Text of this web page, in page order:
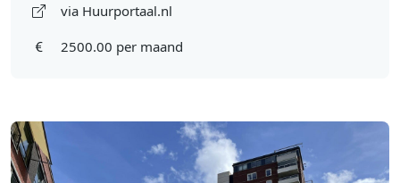
via Huurportaal.nl
2500.00 per maand